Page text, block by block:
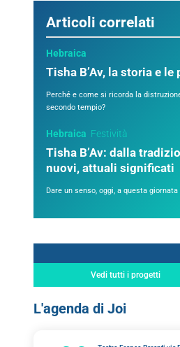
Articoli correlati
Hebraica
Tisha B’Av, la storia e le
Perché e come si ricorda la
secondo tempio?
Hebraica Festività
Tisha B’Av: dalla
nuovi, attuali significati
Dare un senso, oggi, a questa
Vedi tutti i progetti
L'agenda di Joi